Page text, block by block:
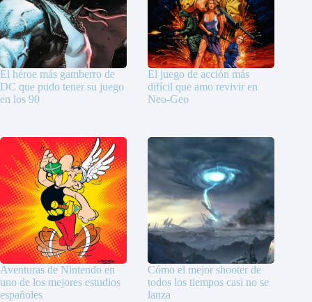
El héroe más gamberro de
DC que pudo tener su juego
en los 90
El juego de acción más
difícil que amo revivir en
Neo-Geo
Aventuras de Nintendo en
uno de los mejores estudios
españoles
Cómo el mejor shooter de
todos los tiempos casi no se
lanza